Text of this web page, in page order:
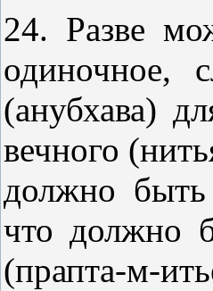
24. Разве
одиночное,
(анубхава)
вечного
должно быть
что должно
(прапта-м-